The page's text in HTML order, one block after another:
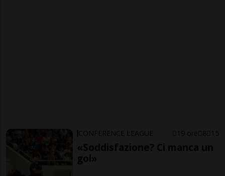
CONFERENCE LEAGUE 19 ore 8 15
«Soddisfazione? Ci manca un
gol»